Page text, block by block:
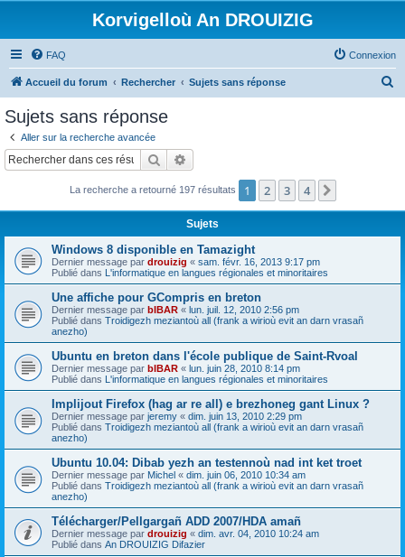
Korvigelloù An DROUIZIG
FAQ Connexion
Accueil du forum Rechercher Sujets sans réponse
c
Sujets sans réponse
Aller sur la recherche avancée
Rechercher
La recherche a retourné 197 résultats 1 2 3 4
Sujets
Windows 8 disponible en Tamazight
Dernier message par drouizig « sam. févr. 16, 2013 9:17 pm
Publié dans L'informatique en langues régionales et minoritaires
Une affiche pour GCompris en breton
Dernier message par bIBAR « lun. juil. 12, 2010 2:56 pm
Publié dans Troidigezh meziantoù all (frank a wirioù evit an darn vrasañ
anezho)
Ubuntu en breton dans l'école publique de Saint-Rvoal
Dernier message par bIBAR « lun. juin 28, 2010 8:14 pm
Publié dans L'informatique en langues régionales et minoritaires
Implijout Firefox (hag ar re all) e brezhoneg gant Linux ?
Dernier message par jeremy « dim. juin 13, 2010 2:29 pm
Publié dans Troidigezh meziantoù all (frank a wirioù evit an darn vrasañ
anezho)
Ubuntu 10.04: Dibab yezh an testennoù nad int ket troet
Dernier message par Michel « dim. juin 06, 2010 10:34 am
Publié dans Troidigezh meziantoù all (frank a wirioù evit an darn vrasañ
anezho)
Télécharger/Pellgargañ ADD 2007/HDA amañ
Dernier message par drouizig « dim. avr. 04, 2010 10:24 am
Publié dans An DROUIZIG Difazier